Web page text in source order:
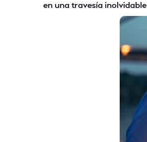
en una travesía inolvidable